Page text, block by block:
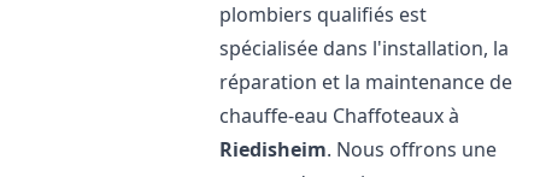
plombiers qualifiés est
spécialisée dans l'installation, la
réparation et la maintenance de
chauffe-eau Chaffoteaux à
Riedisheim. Nous offrons une